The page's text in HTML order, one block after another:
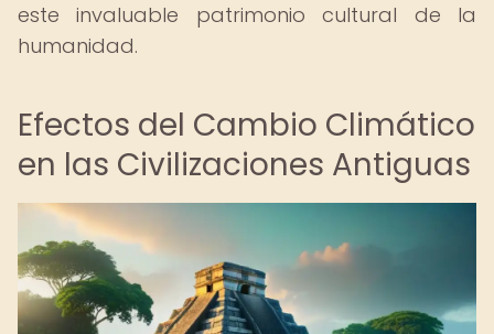
este invaluable patrimonio cultural de la
humanidad.
Efectos del Cambio Climático
en las Civilizaciones Antiguas